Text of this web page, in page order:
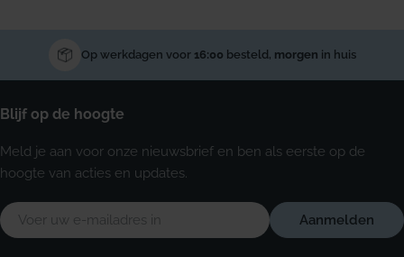
Op werkdagen voor 16:00 besteld, morgen in huis
Blijf op de hoogte
Meld je aan voor onze nieuwsbrief en ben als eerste op de
hoogte van acties en updates.
E-
mail
Aanmelden